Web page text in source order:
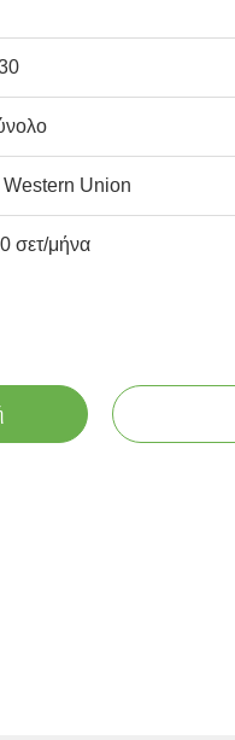
Western Union
σετ/μήνα